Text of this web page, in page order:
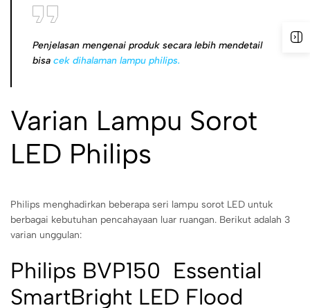
Penjelasan mengenai produk secara lebih mendetail
bisa cek dihalaman lampu philips.
Varian Lampu Sorot
LED Philips
Philips menghadirkan beberapa seri lampu sorot LED untuk
berbagai kebutuhan pencahayaan luar ruangan. Berikut adalah 3
varian unggulan:
Philips BVP150  Essential
SmartBright LED Flood